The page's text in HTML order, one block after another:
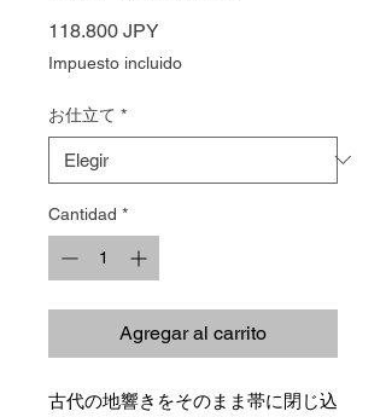
118.800 JPYPrecio
Impuesto incluido
お仕立て *
Cantidad *
Agregar al carrito
古代の地響きをそのまま帯に閉じ込